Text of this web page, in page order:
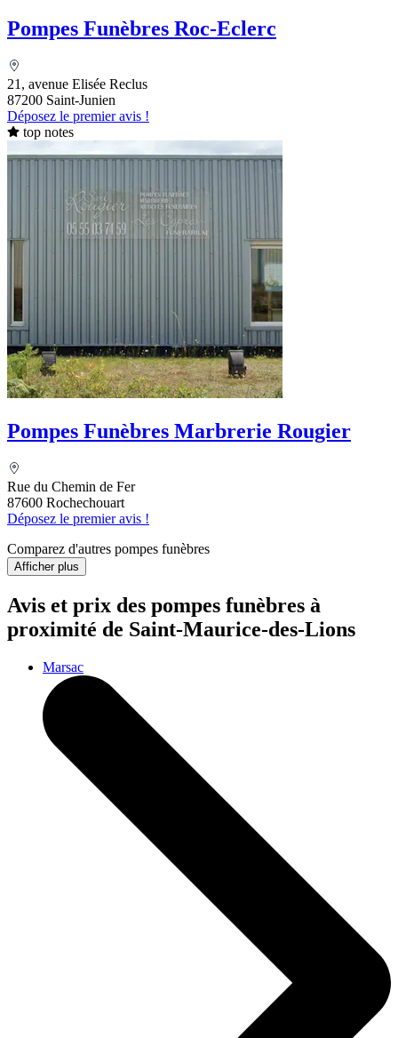
Pompes Funèbres Roc-Eclerc
21, avenue Elisée Reclus
87200 Saint-Junien
Déposez le premier avis !
top notes
Pompes Funèbres Marbrerie Rougier
Rue du Chemin de Fer
87600 Rochechouart
Déposez le premier avis !
Comparez d'autres pompes funèbres
Afficher plus
Avis et prix des pompes funèbres à
proximité de Saint-Maurice-des-Lions
Marsac